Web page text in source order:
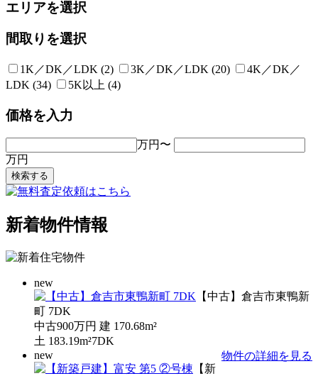
エリアを選択
間取りを選択
1K／DK／LDK (2) 3K／DK／LDK (20)
4K／DK／
LDK (34)
5K以上 (4)
価格を入力
万円〜
万円
新着物件情報
new
【中古】倉吉市東鴨新
町 7DK
中古900万円 建 170.68m²
土 183.19m²7DK
物件の詳細を見る
new
【新